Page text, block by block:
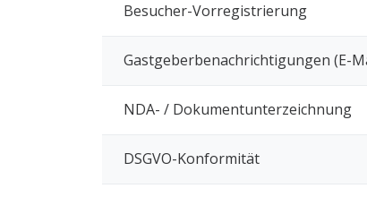
Besucher-Vorregistrierung
Gastgeberbenachrichtigungen (E-
NDA- / Dokumentunterzeichnung
DSGVO-Konformität